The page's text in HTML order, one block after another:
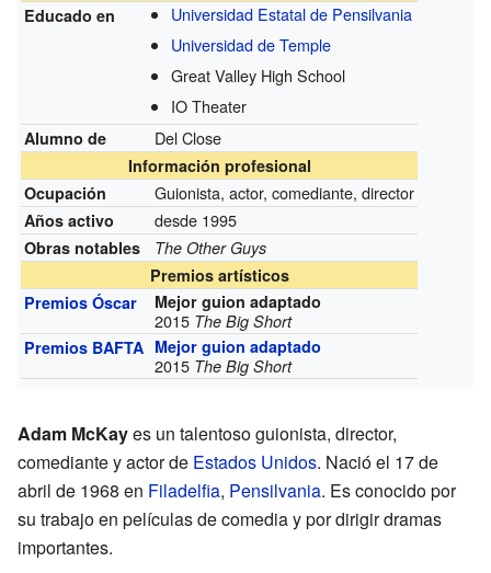
Educado en
Universidad Estatal de Pensilvania
Universidad de Temple
Great Valley High School
IO Theater
Alumno de Del Close
Información profesional
Ocupación
Guionista, actor, comediante, director
Años activo desde 1995
Obras notables
The Other Guys
Premios artísticos
Premios Óscar
Mejor guion adaptado
2015 The Big Short
Premios BAFTA Mejor guion adaptado
2015 The Big Short
Adam McKayes un talentoso guionista, director,
comediante y actor de Estados Unidos. Nació el 17 de
abril de 1968 en Filadelfia, Pensilvania. Es conocido por
su trabajo en películas de comedia y por dirigir dramas
importantes.